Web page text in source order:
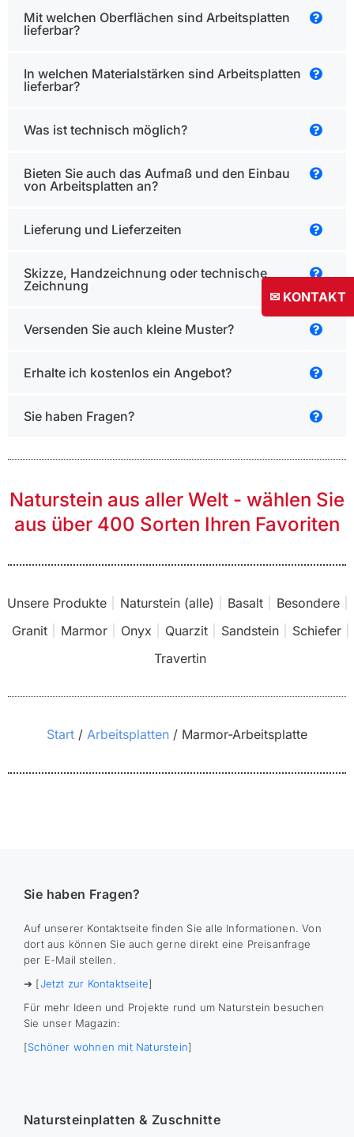
Mit welchen Oberflächen sind Arbeitsplatten
lieferbar?
In welchen Materialstärken sind Arbeitsplatten
lieferbar?
Was ist technisch möglich?
Bieten Sie auch das Aufmaß und den Einbau
von Arbeitsplatten an?
Lieferung und Lieferzeiten
Skizze, Handzeichnung oder technische
Zeichnung
Versenden Sie auch kleine Muster?
Erhalte ich kostenlos ein Angebot?
Sie haben Fragen?
Naturstein aus aller Welt - wählen Sie
aus über 400 Sorten Ihren Favoriten
Unsere Produkte Naturstein (alle) Basalt
Besondere
Granit
Marmor Onyx Quarzit Sandstein
Schiefer
Travertin
Sie befinden sich hier:
Start Arbeitsplatten Marmor-Arbeitsplatte
Sie haben Fragen?
Auf unserer Kontaktseite finden Sie alle Informationen. Von
dort aus können Sie auch gerne direkt eine Preisanfrage
per E-Mail stellen.
➔ [Jetzt zur Kontaktseite]
Für mehr Ideen und Projekte rund um Naturstein besuchen
Sie unser Magazin:
[Schöner wohnen mit Naturstein]
Natursteinplatten & Zuschnitte
✉ KONTAKT